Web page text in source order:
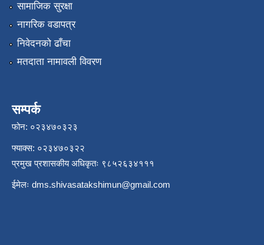
सामाजिक सुरक्षा
नागरिक वडापत्र
निवेदनको ढाँचा
मतदाता नामावली विवरण
सम्पर्क
फोन: ०२३४७०३२३
फ्याक्स: ०२३४७०३२२
प्रमुख प्रशासकीय अधिकृतः ९८५२६३४१११
ईमेलः dms.shivasatakshimun@gmail.com